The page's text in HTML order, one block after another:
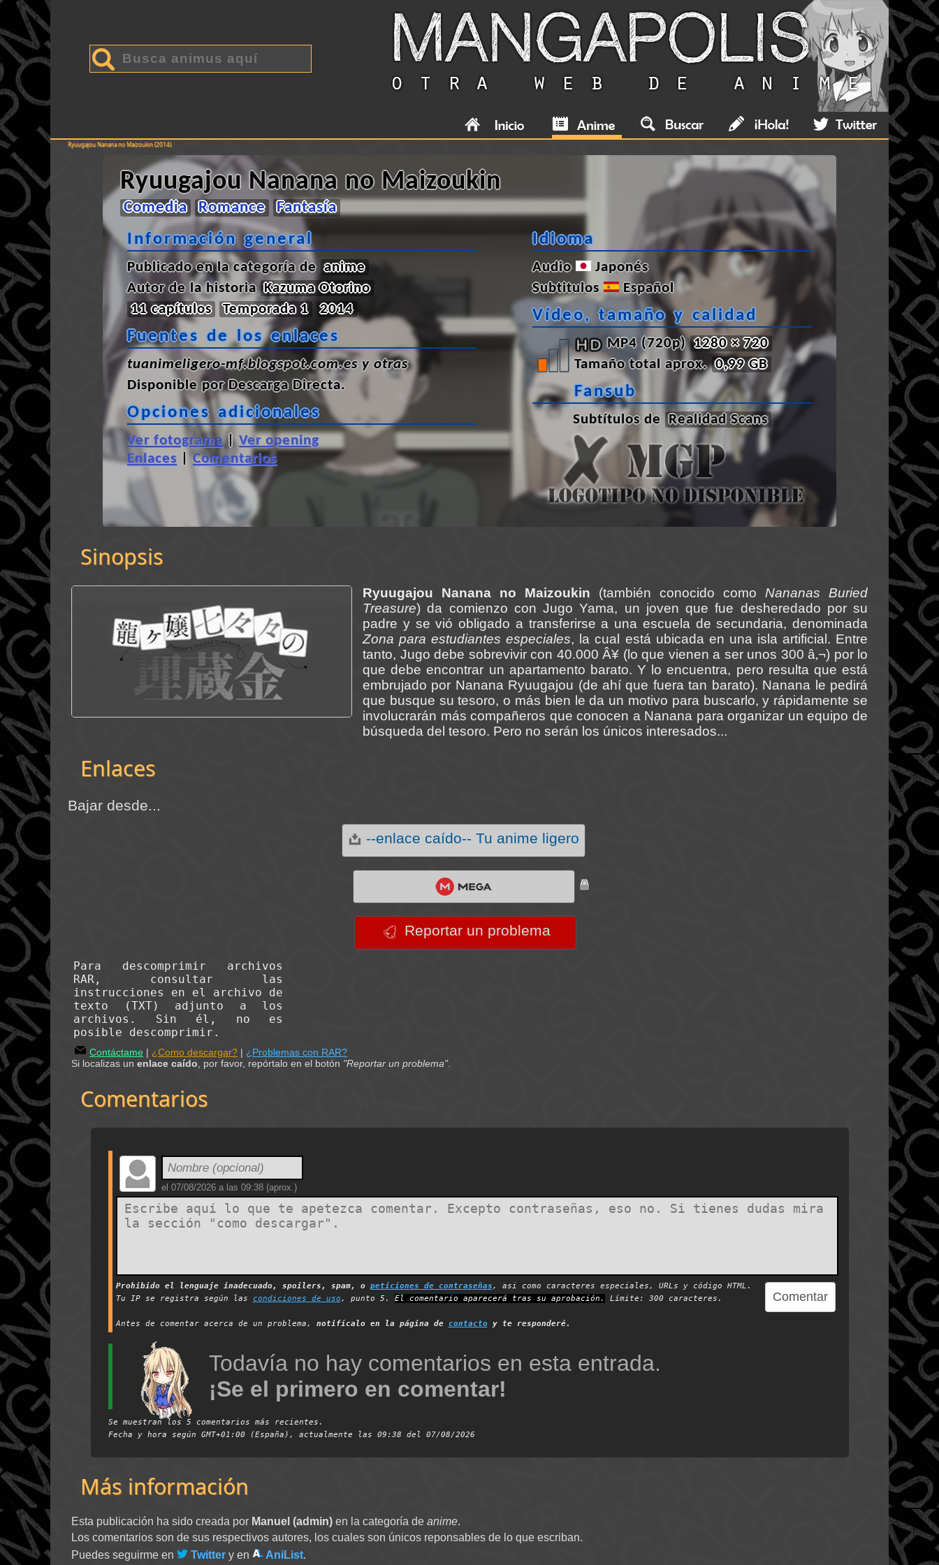
Ryuugajou Nanana no Maizoukin (2014)
Ryuugajou Nanana no Maizoukin
Comedia Romance Fantasía
Información general
Publicado en la categoría de anime
Autor de la historia Kazuma Otorino
11 capítulos
Temporada 1 2014
Fuentes de los enlaces
tuanimeligero-mf.blogspot.com.es y otras
Disponible por Descarga Directa.
Opciones adicionales
Ver fotograma|Ver opening
Enlaces |Comentarios
Idioma
Audio
Japonés
Subtitulos
Español
Vídeo, tamaño y calidad
MP4 (720p) 1280 × 720
Tamaño total aprox. 0,99 GB
Fansub
Subtítulos de Realidad Scans
Sinopsis
Ryuugajou Nanana no Maizoukin (también conocido como Nananas Buried
Treasure) da comienzo con Jugo Yama, un joven que fue desheredado por su
padre y se vió obligado a transferirse a una escuela de secundaria, denominada
Zona para estudiantes especiales, la cual está ubicada en una isla artificial. Entre
tanto, Jugo debe sobrevivir con 40.000 Â¥ (lo que vienen a ser unos 300 â‚¬) por lo
que debe encontrar un apartamento barato. Y lo encuentra, pero resulta que está
embrujado por Nanana Ryuugajou (de ahí que fuera tan barato). Nanana le pedirá
que busque su tesoro, o más bien le da un motivo para buscarlo, y rápidamente se
involucrarán más compañeros que conocen a Nanana para organizar un equipo de
búsqueda del tesoro. Pero no serán los únicos interesados...
Enlaces
Bajar desde...
--enlace caído-- Tu anime ligero
Reportar un problema
Para descomprimir archivos
RAR, consultar las
instrucciones en el archivo de
texto (TXT) adjunto a los
archivos. Sin él, no es
posible descomprimir.
Contáctame | ¿Como descargar? | ¿Problemas con RAR?
Si localizas un enlace caído, por favor, repórtalo en el botón "Reportar un problema".
Comentarios
el 07/08/2026 a las 09:38(aprox.)
Prohibido el lenguaje inadecuado, spoilers, spam, o peticiones de contraseñas, asi como caracteres especiales, URLs y código HTML.
Tu IP se registra según las condiciones de uso, punto 5. El comentario aparecerá tras su aprobación. Límite: 300 caracteres.
Antes de comentar acerca de un problema, notifícalo en la página de contacto y te responderé.
Todavía no hay comentarios en esta entrada.
¡Se el primero en comentar!
Se muestran los 5 comentarios más recientes.
Fecha y hora según GMT+01:00 (España) , actualmente las 09:38 del 07/08/2026
Más información
Esta publicación ha sido creada por Manuel (admin) en la categoría de anime.
Los comentarios son de sus respectivos autores, los cuales son únicos reponsables de lo que escriban.
Puedes seguirme en
Twitter y en AniList.